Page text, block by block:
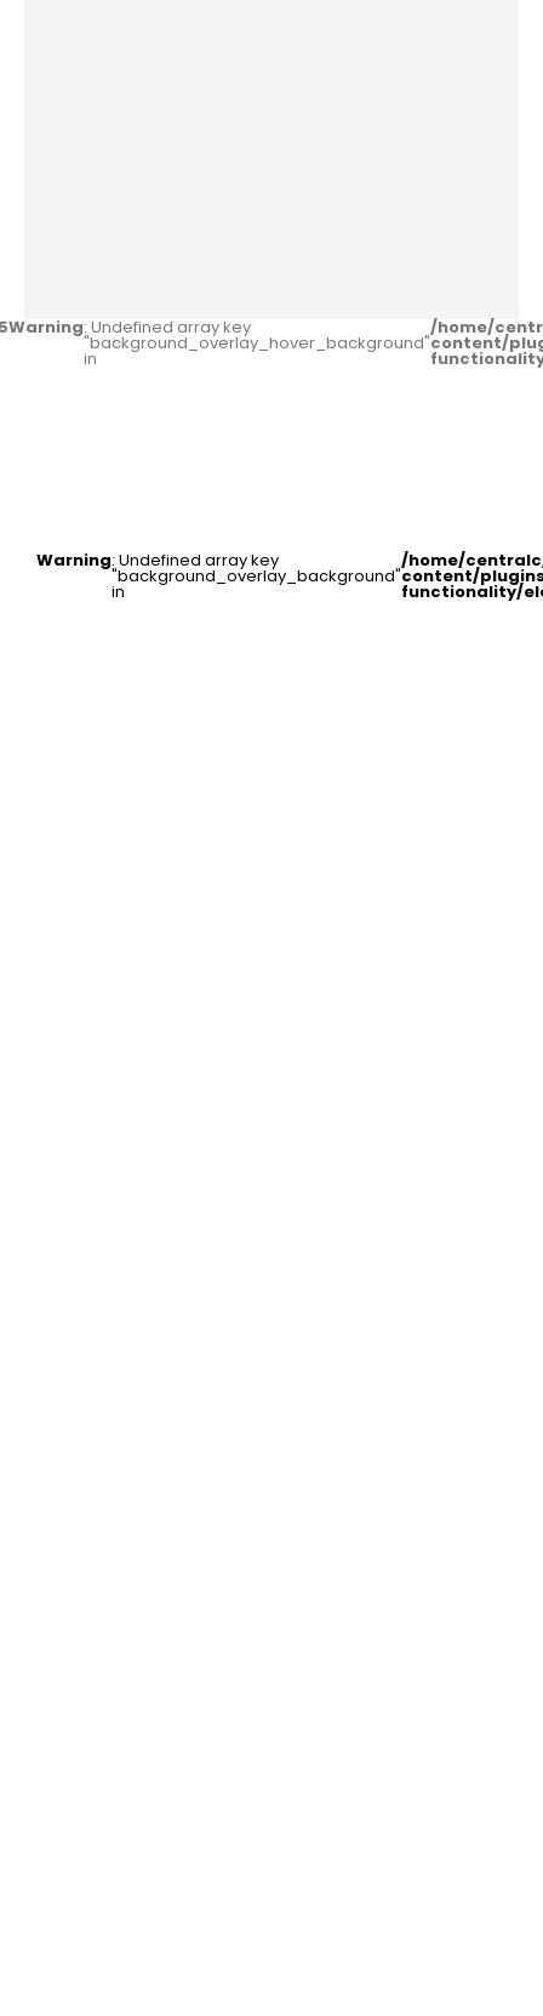
Warning: Undefined array key
"background_overlay_hover_background"
in
/home/
content/
Warning: Undefined array key
"background_overlay_background"
in
/home/
content/
functionality/